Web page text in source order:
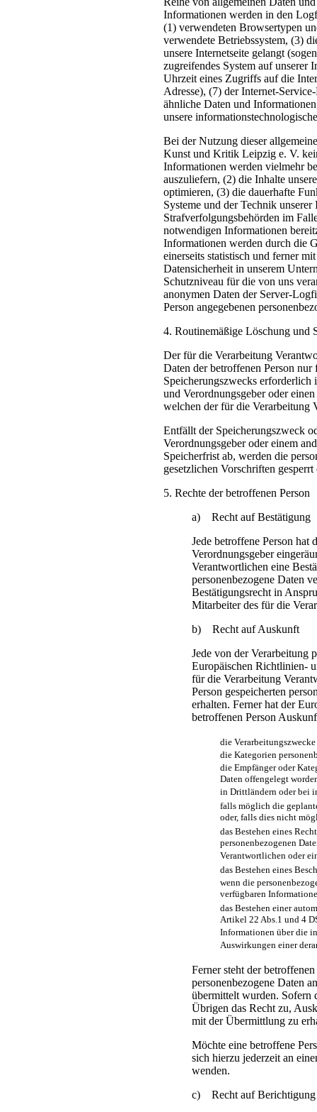
Informationen werden in den
(1) verwendeten Browsertypen
verwendete Betriebssystem, (3)
unsere Internetseite gelangt
zugreifendes System auf unserer
Uhrzeit eines Zugriffs auf die
Adresse), (7) der Internet-
ähnliche Daten und
unsere
Bei der Nutzung dieser
Kunst und Kritik Leipzig e. V.
Informationen werden vielmehr
auszuliefern, (2) die Inhalte
optimieren, (3) die dauerhafte
Systeme und der Technik
Strafverfolgungsbehörden im
notwendigen Informationen
Informationen werden durch die
einerseits statistisch und ferner
Datensicherheit in unserem
Schutzniveau für die von uns
anonymen Daten der Server-
Person angegebenen
4. Routinemäßige Löschung und
Der für die Verarbeitung
Daten der betroffenen Person
Speicherungszwecks
und Verordnungsgeber oder
welchen der für die Verarbeitung
Entfällt der Speicherungszweck
Verordnungsgeber oder einem
Speicherfrist ab, werden die
gesetzlichen Vorschriften
5. Rechte der betroffenen Person
a) Recht auf Bestätigung
Jede betroffene Person hat
Verordnungsgeber
Verantwortlichen eine
personenbezogene Daten
Bestätigungsrecht in
Mitarbeiter des für die
b) Recht auf Auskunft
Jede von der Verarbeitung
Europäischen Richtlinien-
für die Verarbeitung
Person gespeicherten
erhalten. Ferner hat der
betroffenen Person
die Verarbeitungszwecke
die Kategorien
die Empfänger oder
Daten offengelegt
in Drittländern oder bei
falls möglich die
oder, falls dies nicht
das Bestehen eines
personenbezogenen
Verantwortlichen oder
das Bestehen eines
wenn die
verfügbaren
das Bestehen einer
Artikel 22 Abs.1 und 4
Informationen über die
Auswirkungen einer
Ferner steht der
personenbezogene Daten
übermittelt wurden. Sofern
Übrigen das Recht zu,
mit der Übermittlung zu
Möchte eine betroffene
sich hierzu jederzeit an
wenden.
c) Recht auf Berichtigung